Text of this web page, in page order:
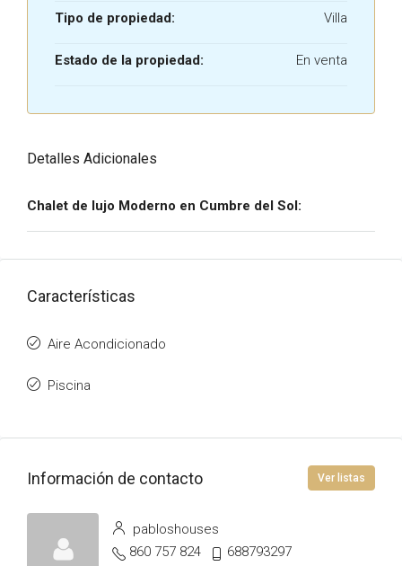
Tipo de propiedad: Villa
Estado de la propiedad: En venta
Detalles Adicionales
Chalet de lujo Moderno en Cumbre del Sol:
Características
Aire Acondicionado
Piscina
Información de contacto Ver listas
pabloshouses
860 757 824
688793297